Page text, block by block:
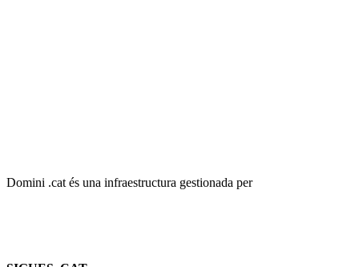
Domini .cat és una infraestructura gestionada per